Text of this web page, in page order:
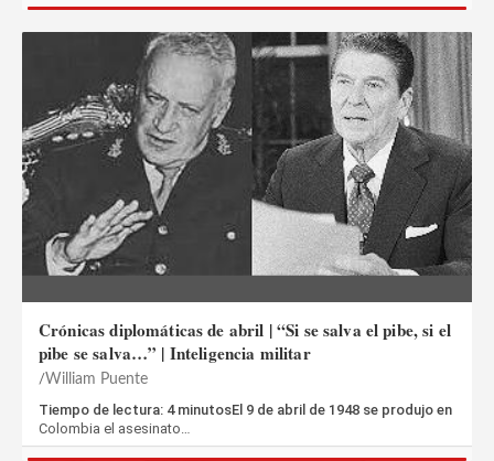
Crónicas diplomáticas de abril | “Si se salva el pibe, si el
pibe se salva…” | Inteligencia militar
William Puente
Tiempo de lectura: 4 minutosEl 9 de abril de 1948 se produjo en
Colombia el asesinato…